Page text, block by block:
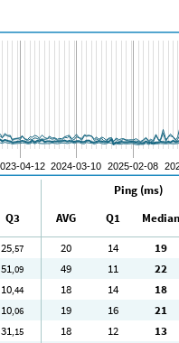
Ping (ms)
Q3 AVG Q1 Median
25,57 20 14 19
51,09 49 11 22
10,44 18 14 18
10,06 19 16 21
31,15 18 12 13